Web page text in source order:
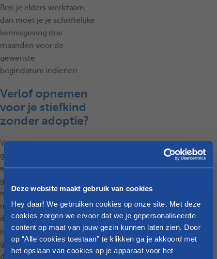
Deze website maakt gebruik van cookies
Hey daar! We gebruiken cookies op onze site. Met deze
cookies zorgen we ervoor dat we je gepersonaliseerde
content op maat van jouw gezin kunnen laten zien. Door
op “Alle cookies toestaan” te klikken ga je akkoord met
het opslaan van cookies op je apparaat voor het
Ben je elders werkzaam,
dan moet je je schriftelijke
kennisgeving drie
maanden voor de
gewenste
begindatum indienen.
Verlof opnemen
voor je stiefkind
zonder adoptie?
Voor een niet-
geadopteerd of niet-
erkend stiefkind kun je
geen ouderschapsverlof
nemen. Ooktijdskrediet
met als motief ‘zorg
dragen voor een kind
jonger dan acht jaar’ biedt
geen uitkomst, want
daarvoor moet het kind